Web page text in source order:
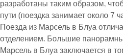
разработаны таким образом,
пути (поездка занимает около
Поезда из Марсель в Блуа
отделением. Большие
Марсель в Блуа заключается в